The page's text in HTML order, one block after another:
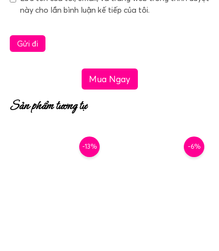
này cho lần bình luận kế tiếp của tôi.
Mua Ngay
Sản phẩm tương tự
-13% -6%